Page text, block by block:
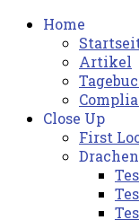
Home
Artikel
Close Up
First